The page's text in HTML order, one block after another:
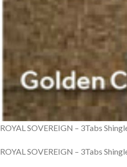
ROYAL SOVEREIGN – 3Tabs
ROYAL SOVEREIGN – 3Tabs